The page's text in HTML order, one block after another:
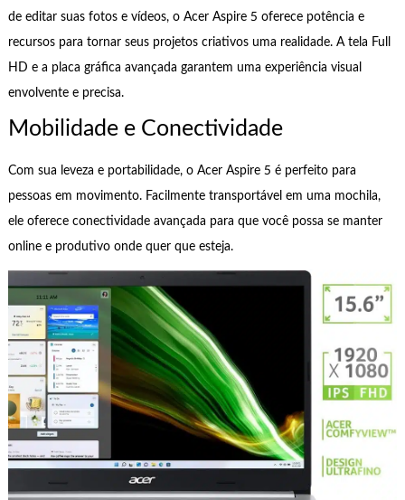
de editar suas fotos e vídeos, o Acer Aspire 5 oferece potência e
recursos para tornar seus projetos criativos uma realidade. A tela Full
HD e a placa gráfica avançada garantem uma experiência visual
envolvente e precisa.
Mobilidade e Conectividade
Com sua leveza e portabilidade, o Acer Aspire 5 é perfeito para
pessoas em movimento. Facilmente transportável em uma mochila,
ele oferece conectividade avançada para que você possa se manter
online e produtivo onde quer que esteja.